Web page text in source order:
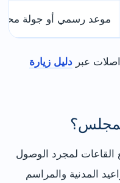
موعد رسمي أو جولة
عبر دليل زيارة
القاعات لمجرد الوصول
المدنية والمراسم